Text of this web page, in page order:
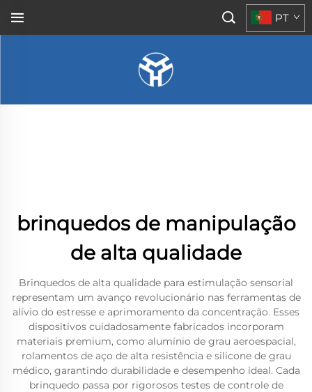
PT
brinquedos de manipulação
de alta qualidade
Brinquedos de alta qualidade para estimulação sensorial
representam um avanço revolucionário nas ferramentas de
alívio do estresse e aprimoramento da concentração. Esses
dispositivos cuidadosamente fabricados incorporam
materiais premium, como alumínio de grau aeroespacial,
rolamentos de aço de alta resistência e silicone de grau
médico, garantindo durabilidade e desempenho ideal. Cada
brinquedo passa por rigorosos testes de controle de